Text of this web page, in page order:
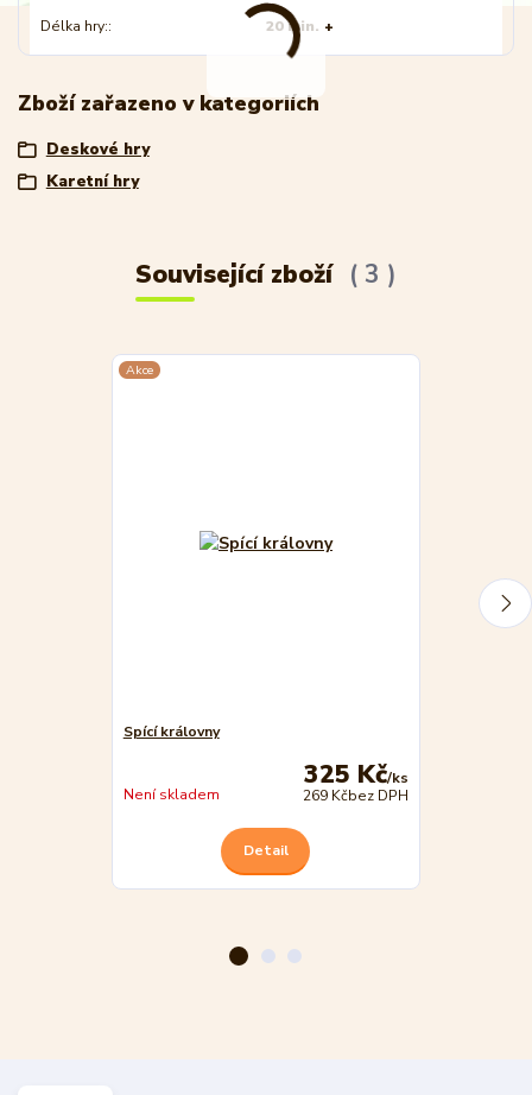
Délka hry: 20 min. +
Zboží zařazeno v kategoriích
Deskové hry
Karetní hry
Související zboží 3
Akce
Spící královny
325 Kč/ks
269 Kčbez DPH
Není skladem
Detail